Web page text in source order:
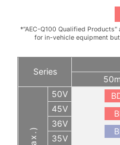
*"AEC-Q100 Qualified
for in-vehicle equipment
Series
50V
45V
36V
35V